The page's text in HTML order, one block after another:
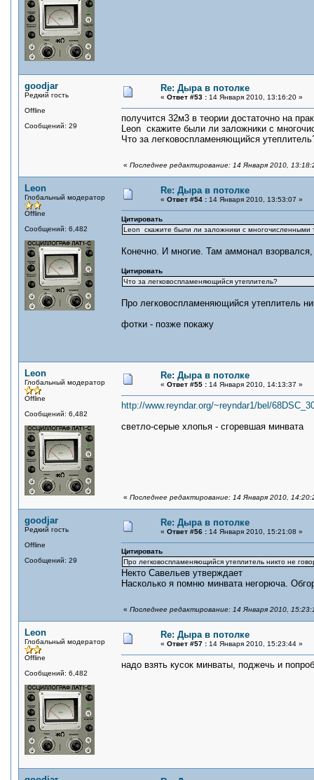
goodjar
Редкий гость
Offline
Сообщений: 29
Re: Дыра в потолке
« Ответ #53 : 14 Января 2010, 13:16:20 »
получится 32м3 в теории достаточно на
Leon скажите были ли заложники с
Что за легковоспламеняющийся
« Последнее редактирование: 14 Января 2010,
Leon
Глобальный модератор
Offline
Сообщений: 6,482
Re: Дыра в потолке
« Ответ #54 : 14 Января 2010, 13:53:07 »
Цитировать
Leon скажите были ли заложники с многочисленными
Конечно. И многие. Там аммонал
Цитировать
Что за легковоспламеняющийся утеплитель?
Про легковоспламеняющийся утеплитель
фотки - позже покажу
Leon
Глобальный модератор
Offline
Сообщений: 6,482
Re: Дыра в потолке
« Ответ #55 : 14 Января 2010, 14:13:37 »
http://www.reyndar.org/~reyndar1/bel/
светло-серые хлопья - сгоревшая минвата
« Последнее редактирование: 14 Января 2010,
goodjar
Редкий гость
Offline
Сообщений: 29
Re: Дыра в потолке
« Ответ #56 : 14 Января 2010, 15:21:08 »
Цитировать
Про легковоспламеняющийся утеплитель никто не
Некто Савельев утверждает
Насколько я помню минвата негорюча.
« Последнее редактирование: 14 Января 2010,
Leon
Глобальный модератор
Offline
Сообщений: 6,482
Re: Дыра в потолке
« Ответ #57 : 14 Января 2010, 15:23:44 »
надо взять кусок минваты, поджечь и